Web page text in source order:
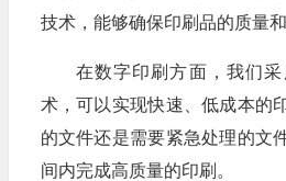
技术，能够确保印刷品的质量和
在数字印刷方面，我们
术，可以实现快速、低成本的
的文件还是需要紧急处理的文
间内完成高质量的印刷。